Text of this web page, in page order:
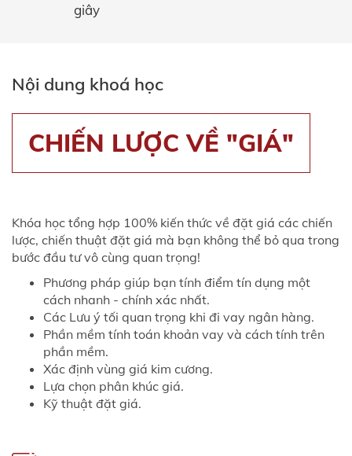
giây
Nội dung khoá học
CHIẾN LƯỢC VỀ "GIÁ"
Khóa học tổng hợp 100% kiến thức về đặt giá các chiến
lược, chiến thuật đặt giá mà bạn không thể bỏ qua trong
bước đầu tư vô cùng quan trọng!
Phương pháp giúp bạn tính điểm tín dụng một
cách nhanh - chính xác nhất.
Các Lưu ý tối quan trọng khi đi vay ngân hàng.
Phần mềm tính toán khoản vay và cách tính trên
phần mềm.
Xác định vùng giá kim cương.
Lựa chọn phân khúc giá.
Kỹ thuật đặt giá.